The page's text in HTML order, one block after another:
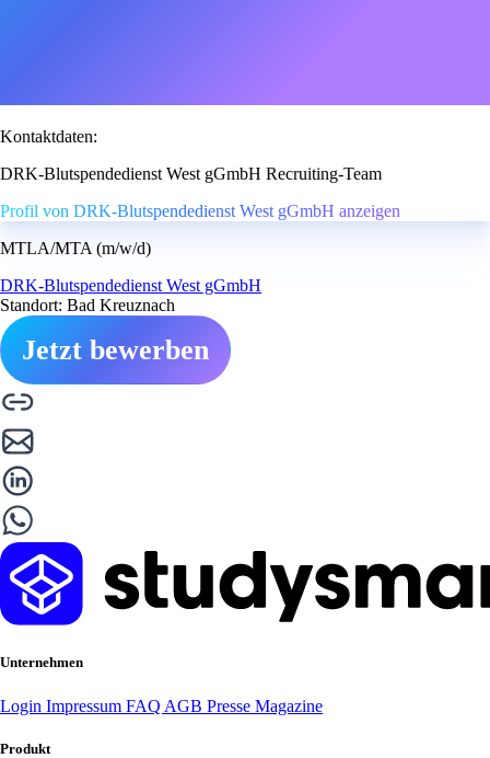
Kontaktdaten:
DRK-Blutspendedienst West gGmbH Recruiting-Team
Profil von DRK-Blutspendedienst West gGmbH anzeigen
MTLA/MTA (m/w/d)
DRK-Blutspendedienst West gGmbH
Standort: Bad Kreuznach
Jetzt bewerben
Unternehmen
Login Impressum FAQ AGB Presse Magazine
Produkt